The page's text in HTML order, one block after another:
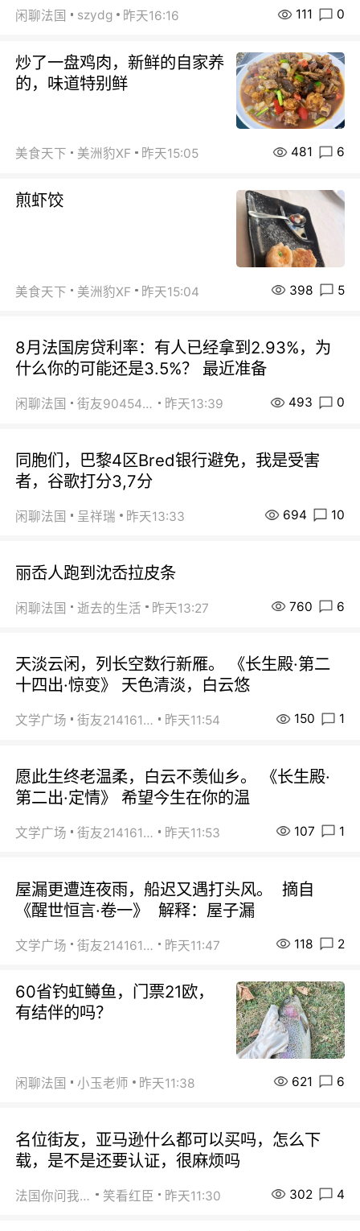
闲聊法国 szydg 昨天16:16 111 0
炒了一盘鸡肉，新鲜的自家养
的，味道特别鲜
美食天下 美洲豹XF 昨天15:05 481 6
煎虾饺
美食天下 美洲豹XF 昨天15:04 398 5
8月法国房贷利率：有人已经拿到2.93%，为
什么你的可能还是3.5%？ 最近准备
闲聊法国 街友90454511 昨天13:39 493 0
同胞们，巴黎4区Bred银行避免，我是受害
者，谷歌打分3,7分
闲聊法国 呈祥瑞 昨天13:33 694 10
丽岙人跑到沈岙拉皮条
闲聊法国 逝去的生活 昨天13:27 760 6
天淡云闲，列长空数行新雁。 《长生殿·第二
十四出·惊变》 天色清淡，白云悠
文学广场 街友21416156 昨天11:54 150 1
愿此生终老温柔，白云不羡仙乡。 《长生殿·
第二出·定情》 希望今生在你的温
文学广场 街友21416156 昨天11:53 107 1
屋漏更遭连夜雨，船迟又遇打头风。 摘自
《醒世恒言·卷一》 解释：屋子漏
文学广场 街友21416156 昨天11:47 118 2
60省钓虹鳟鱼，门票21欧，
有结伴的吗？
闲聊法国 小玉老师 昨天11:38 621 6
名位街友，亚马逊什么都可以买吗，怎么下
载，是不是还要认证，很麻烦吗
法国你问我答 笑看红臣 昨天11:30 302 4